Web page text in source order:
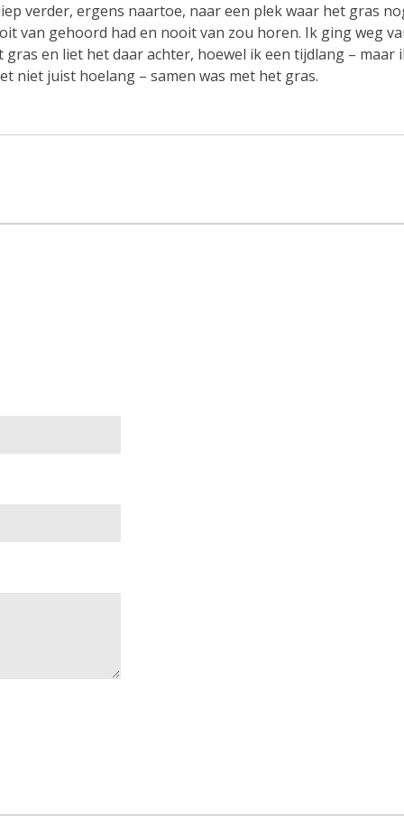
verder, ergens naartoe, naar een plek waar het gras
van gehoord had en nooit van zou horen. Ik ging weg
gras en liet het daar achter, hoewel ik een tijdlang – maar
niet juist hoelang – samen was met het gras.